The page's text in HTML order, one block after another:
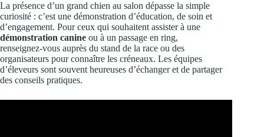
La présence d’un grand chien au salon dépasse la simple
curiosité : c’est une démonstration d’éducation, de soin et
d’engagement. Pour ceux qui souhaitent assister à une
démonstration canine ou à un passage en ring,
renseignez‑vous auprès du stand de la race ou des
organisateurs pour connaître les créneaux. Les équipes
d’éleveurs sont souvent heureuses d’échanger et de partager
des conseils pratiques.